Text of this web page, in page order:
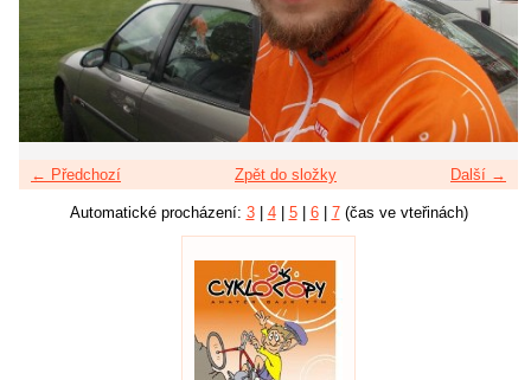
← Předchozí Další →
Zpět do složky
Automatické procházení: 3| 4| 5| 6| 7(čas ve vteřinách)